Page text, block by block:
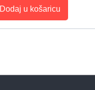
Dodaj u košaricu